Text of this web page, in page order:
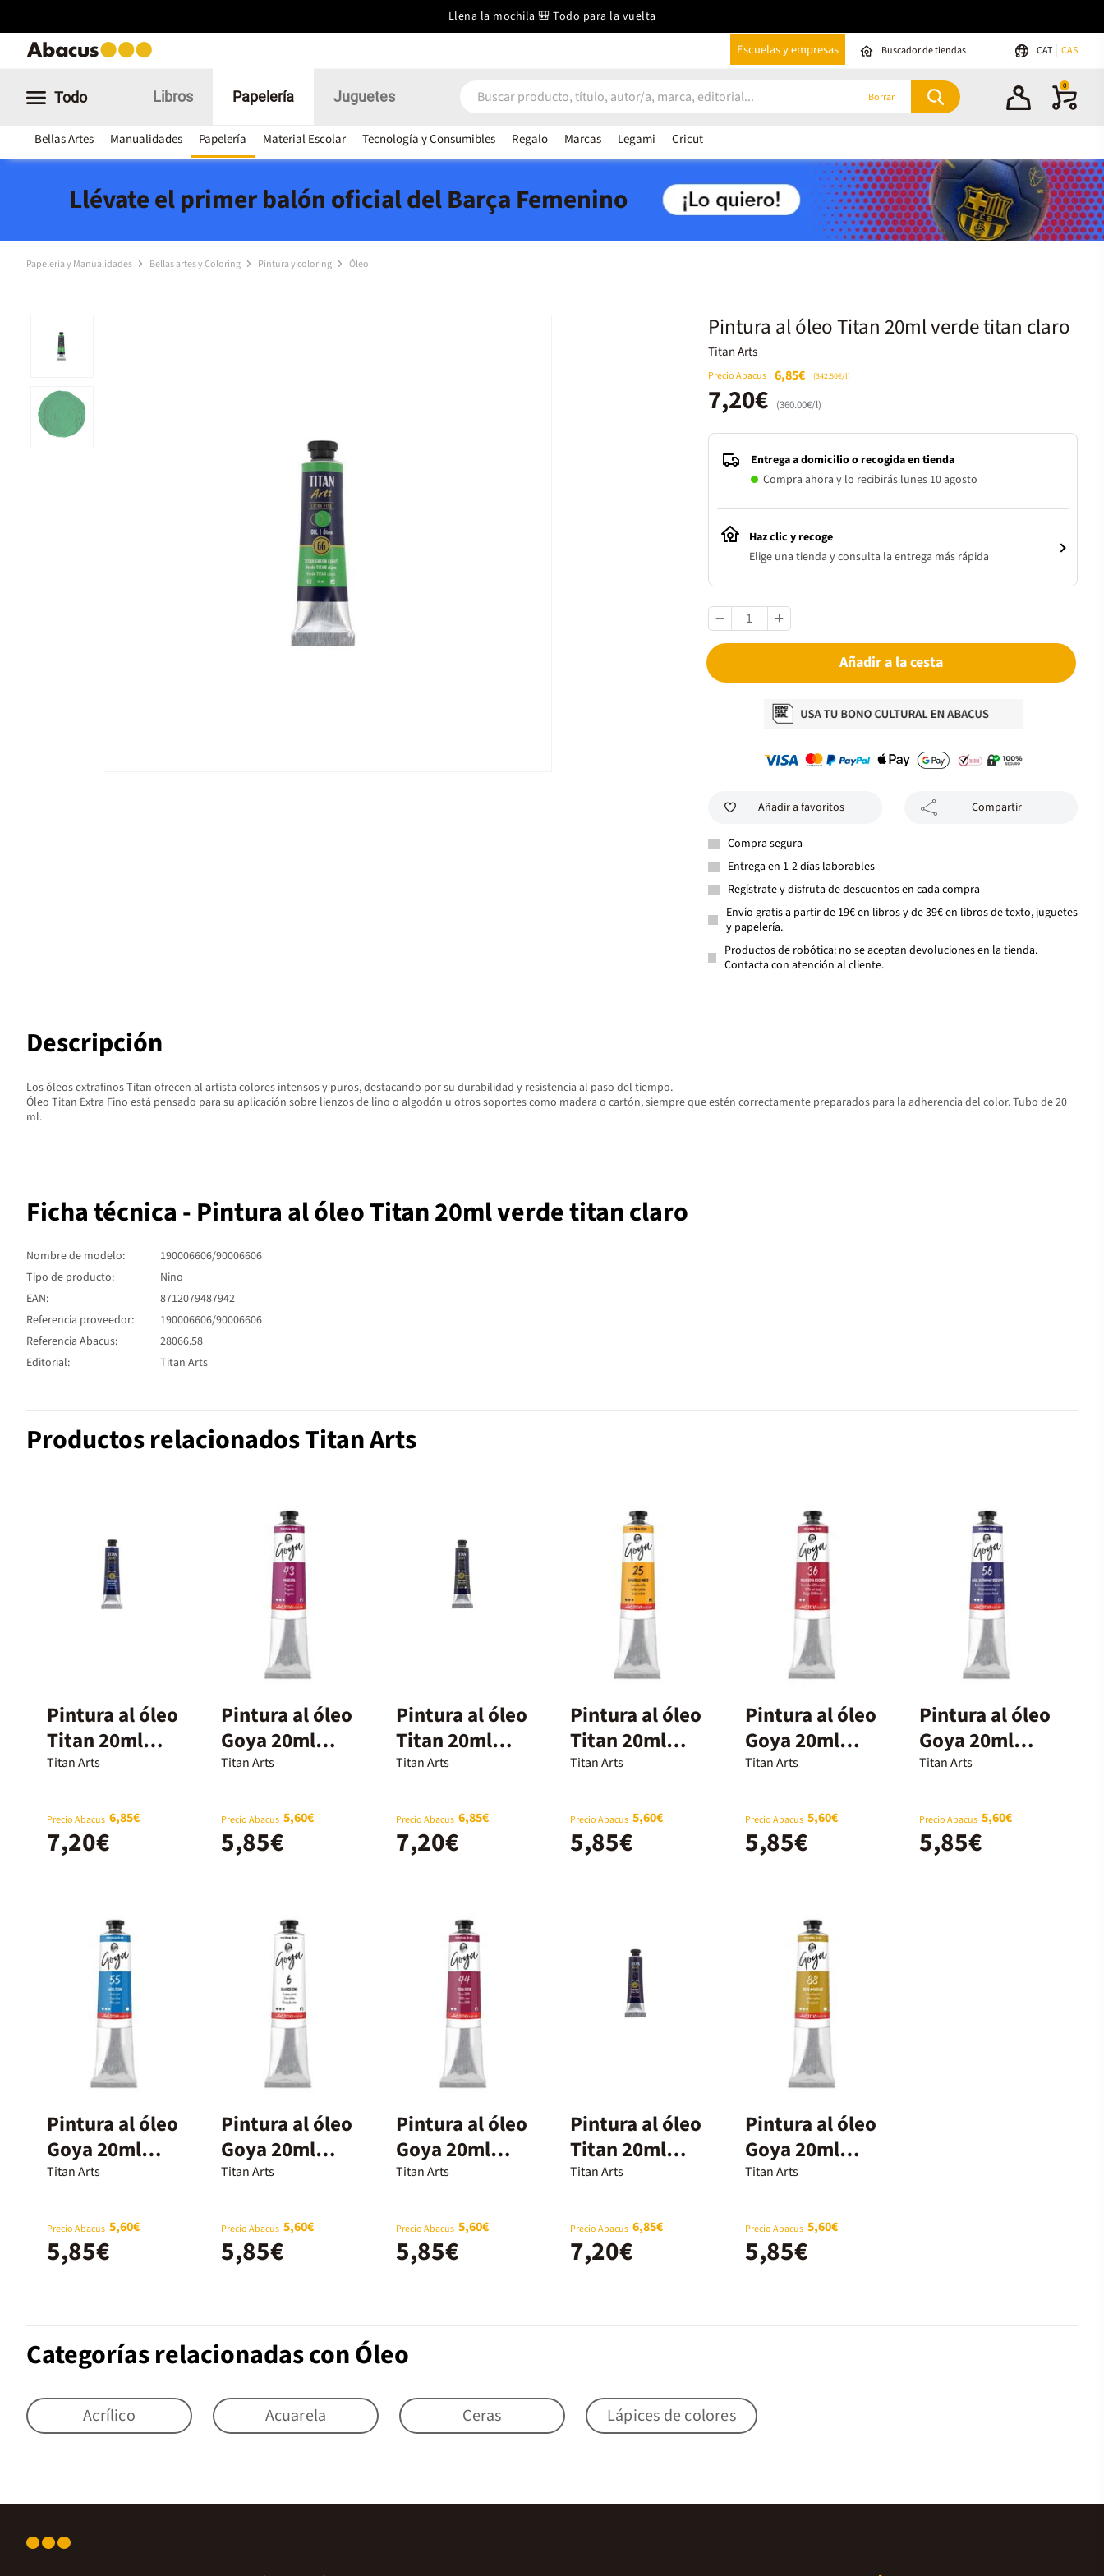
Llena la mochila 🎒 Todo para la vuelta
Escuelas y empresas Buscador de tiendas CAT CAS
Todo Libros Papelería
Bellas Artes Manualidades Papelería Material Escolar Tecnología y Consumibles Regalo Marcas Legami Cricut
Juguetes Borrar
0
Llévate el primer balón oficial del Barça Femenino
Papelería y Manualidades Bellas artes y Coloring Pintura y coloring Óleo
Pintura al óleo Titan 20ml verde titan claro
Titan Arts
Precio Abacus 6,85€ (342.50€/l)
7,20€ (360.00€/l)
Entrega a domicilio o recogida en tienda
Compra ahora y lo recibirás lunes 10 agosto
Haz clic y recoge
Elige una tienda y consulta la entrega más rápida
Añadir a la cesta
Añadir a favoritos Compartir
Compra segura
Entrega en 1-2 días laborables
Regístrate y disfruta de descuentos en cada compra
Envío gratis a partir de 19€ en libros y de 39€ en libros de texto, juguetes
y papelería.
Productos de robótica: no se aceptan devoluciones en la tienda.
Contacta con atención al cliente.
Descripción
Los óleos extrafinos Titan ofrecen al artista colores intensos y puros, destacando por su durabilidad y resistencia al paso del tiempo.
Óleo Titan Extra Fino está pensado para su aplicación sobre lienzos de lino o algodón u otros soportes como madera o cartón, siempre que estén correctamente preparados para la adherencia del color. Tubo de 20
ml.
Ficha técnica - Pintura al óleo Titan 20ml verde titan claro
Nombre de modelo:
190006606/90006606
Tipo de producto:
Nino
EAN:
8712079487942
Referencia proveedor:
190006606/90006606
Referencia Abacus:
28066.58
Editorial:
Titan Arts
Productos relacionados Titan Arts
Pintura al óleo
Titan 20ml
azul prusia
Titan Arts
Precio Abacus 6,85€
7,20€
Pintura al óleo
Goya 20ml
magenta
Titan Arts
Precio Abacus 5,60€
5,85€
Pintura al óleo
Titan 20ml
negro marfil
Titan Arts
Precio Abacus 6,85€
7,20€
Pintura al óleo
Titan 20ml
amarillo indio
Titan Arts
Precio Abacus 5,60€
5,85€
Pintura al óleo
Goya 20ml
rojo goya
Titan Arts
Precio Abacus 5,60€
5,85€
Pintura al óleo
Goya 20ml
azul ultramar
Titan Arts
Precio Abacus 5,60€
5,85€
Pintura al óleo
Goya 20ml
azul cian
Titan Arts
Precio Abacus 5,60€
5,85€
Pintura al óleo
Goya 20ml
blanco zinc
Titan Arts
Precio Abacus 5,60€
5,85€
Pintura al óleo
Goya 20ml
rosa
Titan Arts
Precio Abacus 5,60€
5,85€
Pintura al óleo
Titan 20ml
violeta titan
Titan Arts
Precio Abacus 6,85€
7,20€
Pintura al óleo
Goya 20ml
ocre amarillo
Titan Arts
Precio Abacus 5,60€
5,85€
Categorías relacionadas con Óleo
Acrílico Acuarela Ceras Lápices de colores